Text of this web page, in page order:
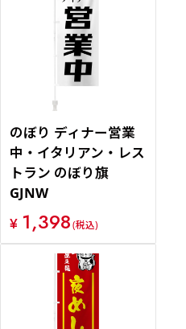
のぼり ディナー営業
中・イタリアン・レス
トラン のぼり旗
GJNW
¥ 1,398(税込)